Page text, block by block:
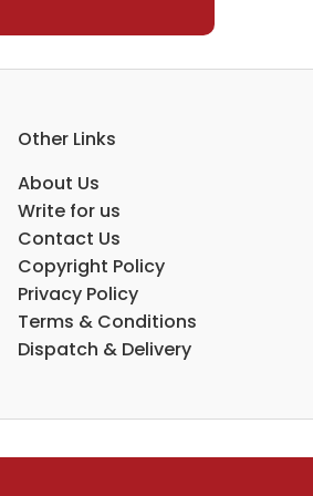
Other Links
About Us
Write for us
Contact Us
Copyright Policy
Privacy Policy
Terms & Conditions
Dispatch & Delivery